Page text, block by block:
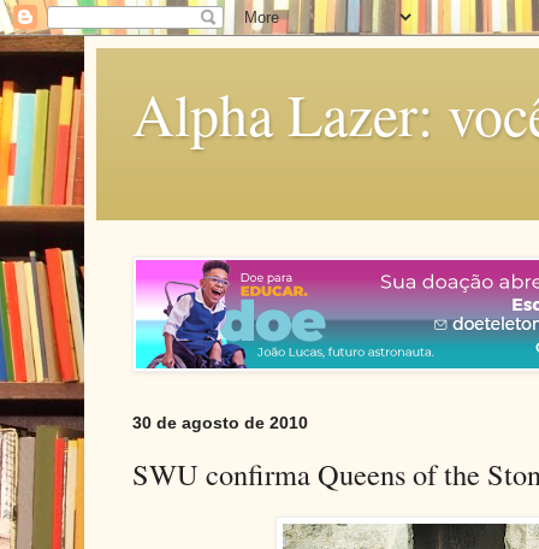
Alpha Lazer:
30 de agosto de 2010
SWU confirma Queens of the